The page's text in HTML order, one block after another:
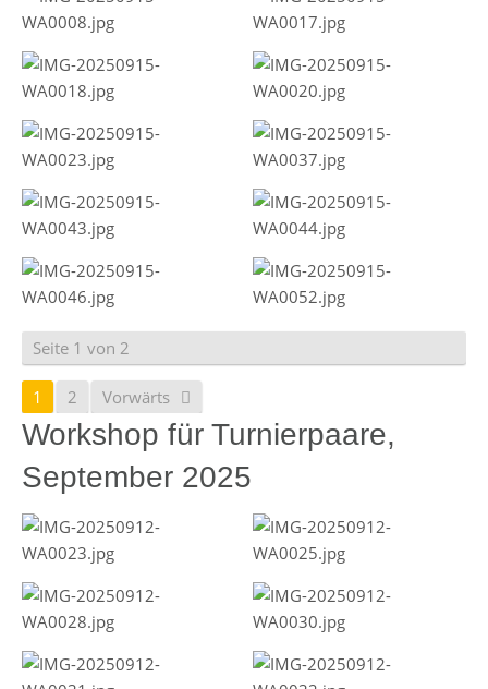
Seite 1 von 2
1 2 Vorwärts
Workshop für Turnierpaare,
September 2025